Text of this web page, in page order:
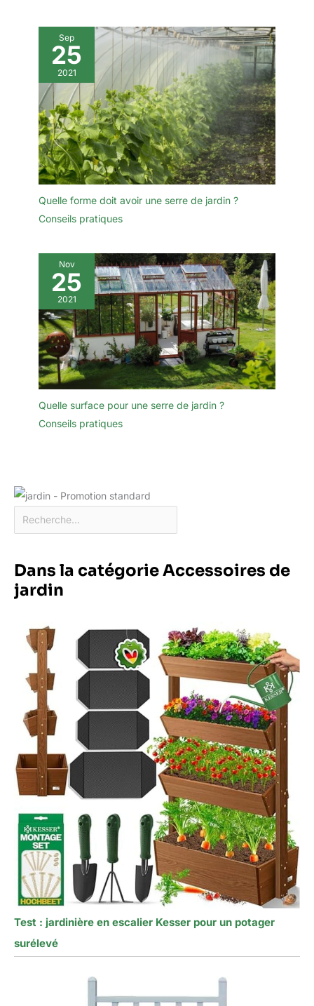
Sep
25
2021
Quelle forme doit avoir une serre de jardin ?
Conseils pratiques
Nov
25
2021
Quelle surface pour une serre de jardin ?
Conseils pratiques
Dans la catégorie Accessoires de
jardin
Test : jardinière en escalier Kesser pour un potager
surélevé